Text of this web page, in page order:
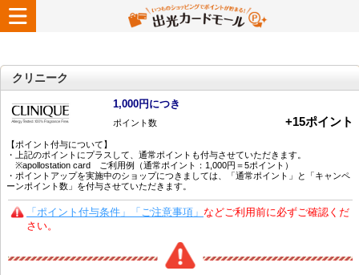
クリニーク
1,000円につき
ポイント数 +15ポイント
【ポイント付与について】
・上記のポイントにプラスして、通常ポイントも付与させていただきます。
※apollostation card ご利用例（通常ポイント：1,000円＝5ポイント）
・ポイントアップを実施中のショップにつきましては、「通常ポイント」と「キャンペ
ーンポイント数」を付与させていただきます。
「ポイント付与条件」「ご注意事項」 などご利用前に必ずご確認くだ
さい。